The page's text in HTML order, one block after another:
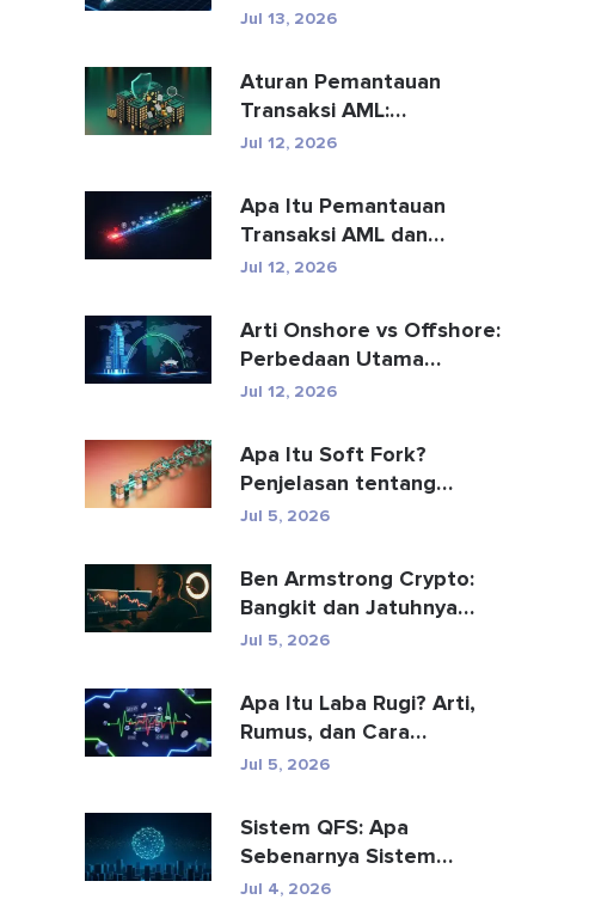
Lengkap
Jul 13, 2026
Aturan Pemantauan
Transaksi AML:
Bagaimana Aturan
Jul 12, 2026
Apa Itu Pemantauan
Transaksi AML dan
Bagaimana Cara
Jul 12, 2026
Arti Onshore vs Offshore:
Perbedaan Utama
Dijelaskan
Jul 12, 2026
Apa Itu Soft Fork?
Penjelasan tentang
Peningkatan Blockchain
Jul 5, 2026
Ben Armstrong Crypto:
Bangkit dan Jatuhnya
BitBoy
Jul 5, 2026
Apa Itu Laba Rugi? Arti,
Rumus, dan Cara
Menghitungnya
Jul 5, 2026
Sistem QFS: Apa
Sebenarnya Sistem
Keuangan Kuantum Itu
Jul 4, 2026